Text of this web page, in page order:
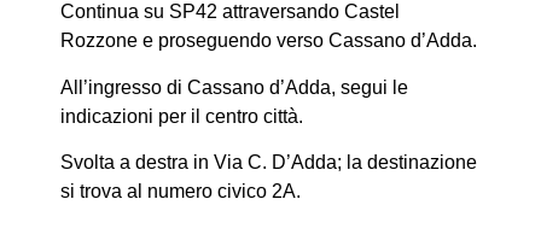
Continua su SP42 attraversando Castel
Rozzone e proseguendo verso Cassano d’Adda.
All’ingresso di Cassano d’Adda, segui le
indicazioni per il centro città.
Svolta a destra in Via C. D’Adda; la destinazione
si trova al numero civico 2A.